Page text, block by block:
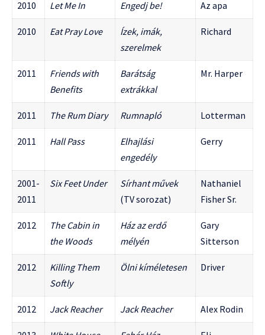
2010 Let Me In Engedj be! Az apa
2010 Eat Pray Love
Ízek, imák,
szerelmek
Richard
2011
Friends with
Benefits
Barátság
extrákkal
Mr. Harper
2011 The Rum Diary Rumnapló Lotterman
2011 Hall Pass
Elhajlási
engedély
Gerry
2001-
2011
Six Feet Under
Sírhant művek
(TV sorozat)
Nathaniel
Fisher Sr.
2012
The Cabin in
the Woods
Ház az erdő
mélyén
Gary
Sitterson
2012
Killing Them
Softly
Ölni kíméletesen Driver
2012 Jack Reacher Jack Reacher Alex Rodin